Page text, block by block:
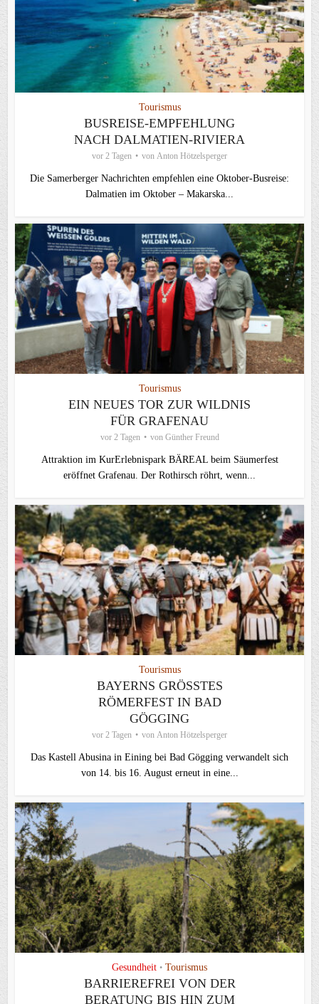
Tourismus
BUSREISE-EMPFEHLUNG
NACH DALMATIEN-RIVIERA
vor 2 Tagen von Anton Hötzelsperger
Die Samerberger Nachrichten empfehlen eine Oktober-Busreise:
Dalmatien im Oktober – Makarska...
Tourismus
EIN NEUES TOR ZUR WILDNIS
FÜR GRAFENAU
vor 2 Tagen von Günther Freund
Attraktion im KurErlebnispark BÄREAL beim Säumerfest
eröffnet Grafenau. Der Rothirsch röhrt, wenn...
Tourismus
BAYERNS GRÖSSTES R
ÖMERFEST IN BAD G
ÖGGING
vor 2 Tagen von Anton Hötzelsperger
Das Kastell Abusina in Eining bei Bad Gögging verwandelt sich
von 14. bis 16. August erneut in eine...
Gesundheit • Tourismus
BARRIEREFREI VON DER
BERATUNG BIS HIN ZUM